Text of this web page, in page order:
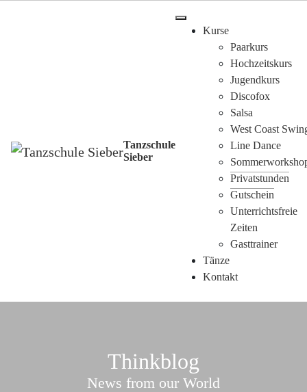
Tanzschule
Sieber
Kurse
Paarkurs
Hochzeitskurs
Jugendkurs
Discofox
Salsa
West Coast
Line Dance
Privatstunden
Gutschein
Unterrichtsfreie
Zeiten
Gasttrainer
Tänze
Kontakt
Thinkblog
News from our World